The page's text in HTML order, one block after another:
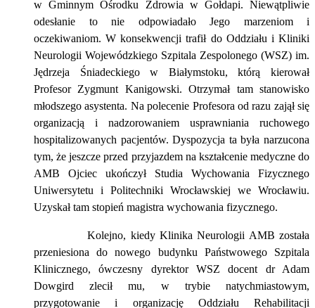
w Gminnym Ośrodku Zdrowia w Gołdapi. Niewątpliwie
odesłanie to nie odpowiadało Jego marzeniom i
oczekiwaniom. W konsekwencji trafił do Oddziału i Kliniki
Neurologii Wojewódzkiego Szpitala Zespolonego (WSZ) im.
Jędrzeja Śniadeckiego w Białymstoku, którą kierował
Profesor Zygmunt Kanigowski. Otrzymał tam stanowisko
młodszego asystenta. Na polecenie Profesora od razu zajął się
organizacją i nadzorowaniem usprawniania ruchowego
hospitalizowanych pacjentów. Dyspozycja ta była narzucona
tym, że jeszcze przed przyjazdem na kształcenie medyczne do
AMB Ojciec ukończył Studia Wychowania Fizycznego
Uniwersytetu i Politechniki Wrocławskiej we Wrocławiu.
Uzyskał tam stopień magistra wychowania fizycznego.
Kolejno, kiedy Klinika Neurologii AMB została
przeniesiona do nowego budynku Państwowego Szpitala
Klinicznego, ówczesny dyrektor WSZ docent dr Adam
Dowgird zlecił mu, w trybie natychmiastowym,
przygotowanie i organizację Oddziału Rehabilitacji